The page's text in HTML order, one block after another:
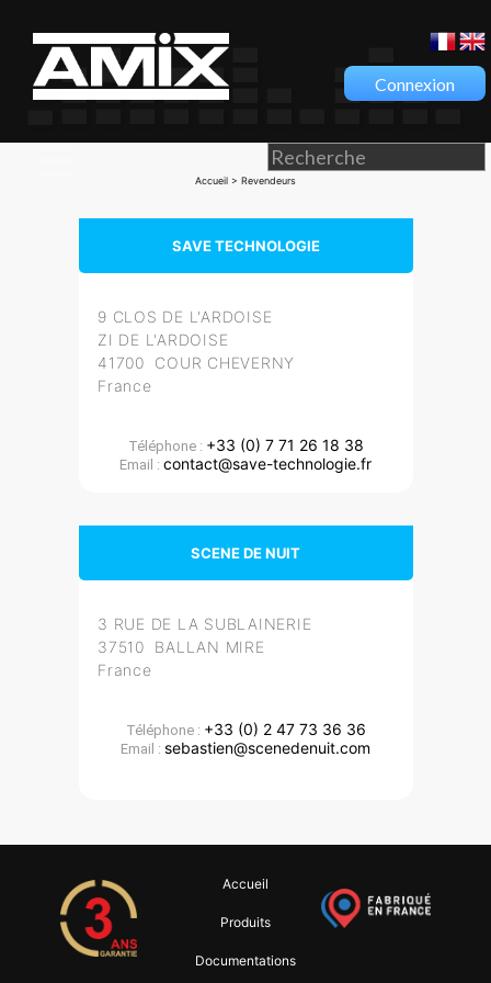
Connexion
Accueil > Revendeurs
SAVE TECHNOLOGIE
9 CLOS DE L'ARDOISE
ZI DE L'ARDOISE
41700 COUR CHEVERNY
France
Téléphone : +33 (0) 7 71 26 18 38
Email : contact@save-technologie.fr
SCENE DE NUIT
3 RUE DE LA SUBLAINERIE
37510 BALLAN MIRE
France
Téléphone : +33 (0) 2 47 73 36 36
Email : sebastien@scenedenuit.com
Accueil
Produits
Documentations